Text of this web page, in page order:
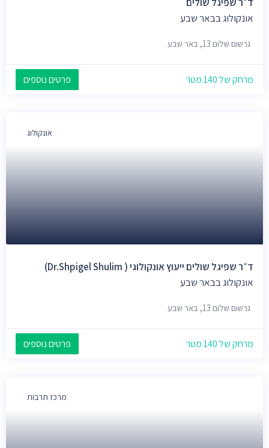
אונקולוג בבאר שבע
גרשום שלום 13, באר שבע
מרחק של 140 מטר פרטים נוספים
אונקולוג
ד״ר שפיגל שולים ייעוץ אונקולוגי ( Dr.Shpigel Shulim)
אונקולוג בבאר שבע
גרשום שלום 13, באר שבע
מרחק של 140 מטר פרטים נוספים
מרכז תרבות